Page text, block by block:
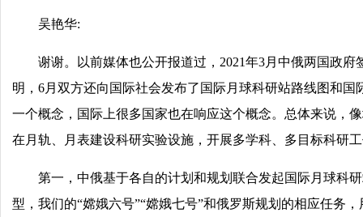
吴艳华:
谢谢。以前媒体也公开报道过，2021年3月中俄两国政
明，6月双方还向国际社会发布了国际月球科研站路线图和
一个概念，国际上很多国家也在响应这个概念。总体来说，
在月轨、月表建设科研实验设施，开展多学科、多目标科研
第一，中俄基于各自的计划和规划联合发起国际月球科
型，我们的“嫦娥六号”“嫦娥七号”和俄罗斯规划的相应任务